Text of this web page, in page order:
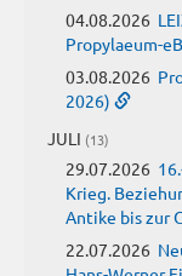
04.08.2026
Propylaeum-
03.08.2026
2026)
JULI (13)
29.07.2026
Krieg.
Antike bis zur
22.07.2026